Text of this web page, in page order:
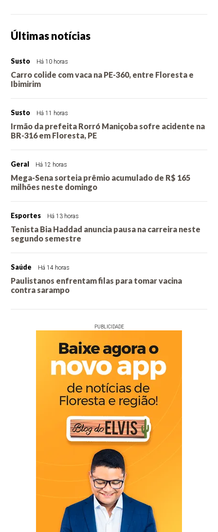
Últimas notícias
Susto Há 10 horas
Carro colide com vaca na PE-360, entre Floresta e
Ibimirim
Susto Há 11 horas
Irmão da prefeita Rorró Maniçoba sofre acidente na
BR-316 em Floresta, PE
Geral Há 12 horas
Mega-Sena sorteia prêmio acumulado de R$ 165
milhões neste domingo
Esportes Há 13 horas
Tenista Bia Haddad anuncia pausa na carreira neste
segundo semestre
Saúde Há 14 horas
Paulistanos enfrentam filas para tomar vacina
contra sarampo
PUBLICIDADE